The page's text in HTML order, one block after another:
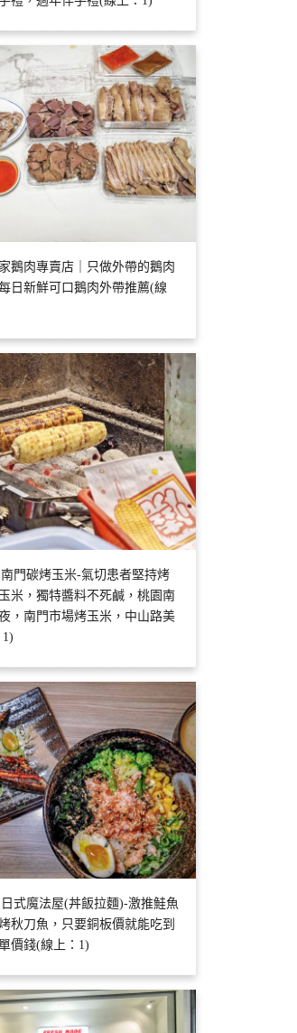
鵝肉專賣店｜只做外帶的鵝肉
日新鮮可口鵝肉外帶推薦(線
門碳烤玉米-氣切患者堅持烤
米，獨特醬料不死鹹，桃園南
，南門市場烤玉米，中山路美
式魔法屋(丼飯拉麵)-激推鮭魚
秋刀魚，只要銅板價就能吃到
價錢(線上：1)